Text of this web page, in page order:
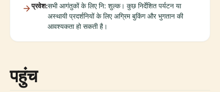
प्रवेश:सभी आगंतुकों के लिए नि: शुल्क। कुछ निर्देशित पर्यटन या
अस्थायी प्रदर्शनियों के लिए अग्रिम बुकिंग और भुगतान की
आवश्यकता हो सकती है।
पहुंच